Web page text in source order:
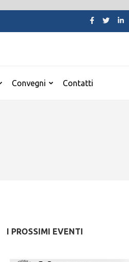
Convegni Contatti
I PROSSIMI EVENTI